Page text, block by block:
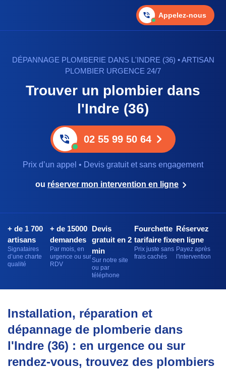
Appelez-nous
DÉPANNAGE PLOMBERIE DANS L'INDRE (36) • ARTISAN
PLOMBIER URGENCE 24/7
Trouver un plombier dans
l'Indre (36)
02 55 99 50 64
Prix d’un appel • Devis gratuit et sans engagement
ou réserver mon intervention en ligne
+ de 1 700
artisans
Signataires
d’une charte
qualité
+ de 15000
demandes
Par mois, en
urgence ou sur
RDV
Devis
gratuit en 2
min
Sur notre site
ou par
téléphone
Fourchette
tarifaire fixe
Prix juste sans
frais cachés
Réservez
en ligne
Payez après
l'intervention
Installation, réparation et
dépannage de plomberie dans
l'Indre (36) : en urgence ou sur
rendez-vous, trouvez des plombiers